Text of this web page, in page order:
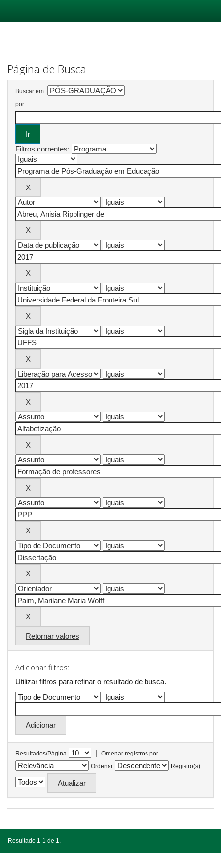
Página de Busca
Buscar em:
por
Filtros correntes:
Retornar valores
Adicionar filtros:
Utilizar filtros para refinar o resultado de busca.
Resultados/Página |
Ordenar registros por
Ordenar
Registro(s)
Resultado 1-1 de 1.